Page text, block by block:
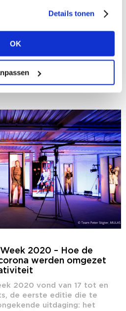
Details tonen
OK
Hohé van Kunstmuseum
mei bekend werd dat de
Dior-tentoonstelling een jaar
2020 – Hoe de
werden omgezet
2020 vond van 17 tot en
de eerste editie die te
uitdaging: het